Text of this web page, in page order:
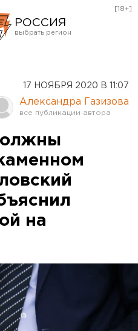
РОССИЯ
Оренбург
[18+]
17 НОЯБРЯ 2020 В 11:07
Александра Газизова
на